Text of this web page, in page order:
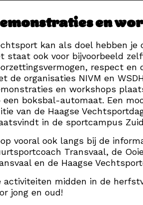
en
kan als doel hebben je
staat ook voor bijvoorbeeld
respect en
de organisaties NIVM en
en workshops
een boksbal-automaat. Een
van de Haagse
in de sportcampus
vooral ook langs bij de
Transvaal, de
en de Haagse
activiteiten midden in de
jong en oud!